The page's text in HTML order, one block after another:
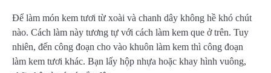
Để làm món kem tươi từ xoài và chanh dây không hề khó chút
nào. Cách làm này tương tự với cách làm kem que ở trên. Tuy
nhiên, đến công đoạn cho vào khuôn làm kem thì công đoạn
làm kem tươi khác. Bạn lấy hộp nhựa hoặc khay hình vuông,